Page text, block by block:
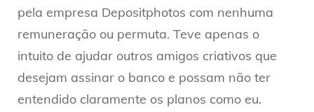
pela empresa Depositphotos com nenhuma
remuneração ou permuta. Teve apenas o
intuito de ajudar outros amigos criativos que
desejam assinar o banco e possam não ter
entendido claramente os planos como eu.